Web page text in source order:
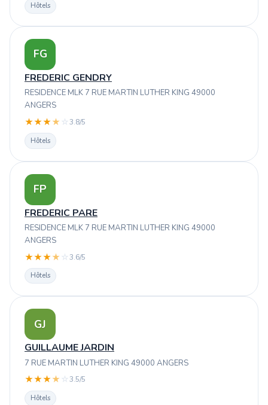
Hôtels
FG
FREDERIC GENDRY
RESIDENCE MLK 7 RUE MARTIN LUTHER KING 49000
ANGERS
★★★★ ☆3.8/5
Hôtels
FP
FREDERIC PARE
RESIDENCE MLK 7 RUE MARTIN LUTHER KING 49000
ANGERS
★★★★ ☆3.6/5
Hôtels
GJ
GUILLAUME JARDIN
7 RUE MARTIN LUTHER KING 49000 ANGERS
★★★★ ☆3.5/5
Hôtels